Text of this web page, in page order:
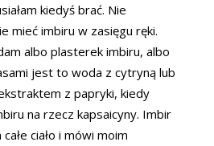
kiedyś brać. Nie
mieć imbiru w zasięgu ręki.
albo plasterek imbiru, albo
jest to woda z cytryną lub
z papryki, kiedy
na rzecz kapsaicyny. Imbir
ciało i mówi moim